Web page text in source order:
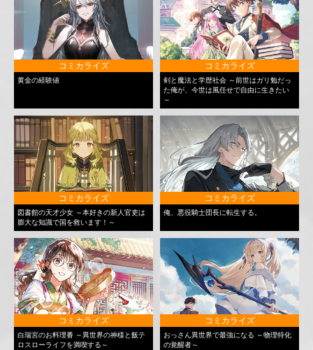
コミカライズ
黄金の経験値
コミカライズ
剣と魔法と学歴社会 ～前世はガリ勉だっ
た俺が、今世は風任せで自由に生きたい
～
コミカライズ
図書館の天才少女 ～本好きの新人官吏は
膨大な知識で国を救います！～
コミカライズ
俺、悪役騎士団長に転生する。
コミカライズ
白瑞宮のお料理番 ～異世界の神様と飯テ
ロスローライフを満喫する～
コミカライズ
おっさん異世界で最強になる ～物理特化
の覚醒者～